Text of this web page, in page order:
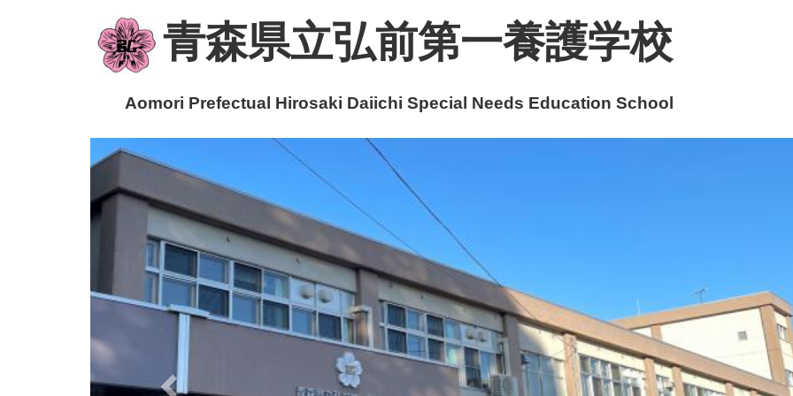
青森県立弘前第一養護学校
Aomori Prefectual Hirosaki Daiichi Special Needs Education School
r
e
v
i
o
s